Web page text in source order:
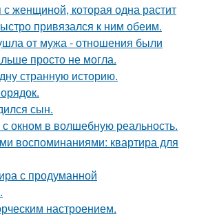
женщиной, которая одна растит
привязался к ним обеим.
от мужа - отношения были
просто не могла.
странную историю.
сын.
окном в волшебную реальность.
воспоминаниями: квартира для
с продуманной
настроением.